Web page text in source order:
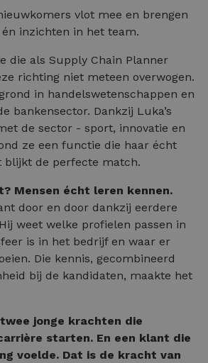
vlot mee en brengen
inzichten in het team.
die als Supply Chain Planner
richting niet meteen overwogen.
in handelswetenschappen en
bankensector. Dankzij Luka’s
de sector - sport, innovatie en
ze een functie die haar écht
blijkt de perfecte match.
Mensen écht leren kennen.
door en door dankzij eerdere
weet welke profielen passen in
is in het bedrijf en waar er
Die kennis, gecombineerd
bij de kandidaten, maakte het
jonge krachten die
starten. En een klant die
voelde. Dat is de kracht van